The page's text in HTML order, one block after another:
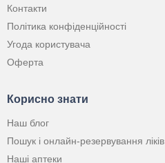
Контакти
Політика конфіденційності
Угода користувача
Оферта
Корисно знати
Наш блог
Пошук і онлайн-резервування ліків
Наші аптеки